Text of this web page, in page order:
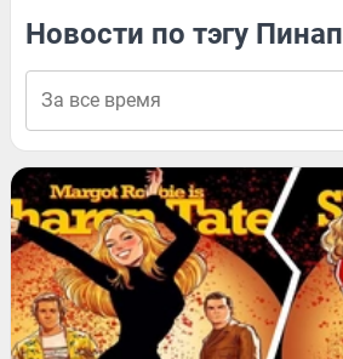
Новости по тэгу Пинап